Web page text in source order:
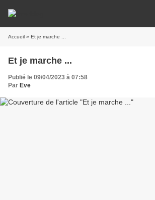
Accueil » Et je marche ...
Et je marche ...
Publié le 09/04/2023 à 07:58
Par Eve